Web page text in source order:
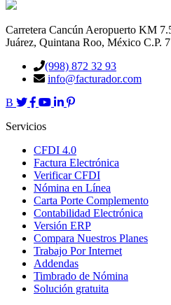
Carretera Cancún Aeropuerto KM
Juárez, Quintana Roo, México C.P.
(998) 872 32 93
info@facturador.com
B
Servicios
CFDI 4.0
Factura Electrónica
Verificar CFDI
Nómina en Línea
Carta Porte Complemento
Contabilidad Electrónica
Versión ERP
Compara Nuestros Planes
Trabajo Por Internet
Addendas
Timbrado de Nómina
Solución gratuita